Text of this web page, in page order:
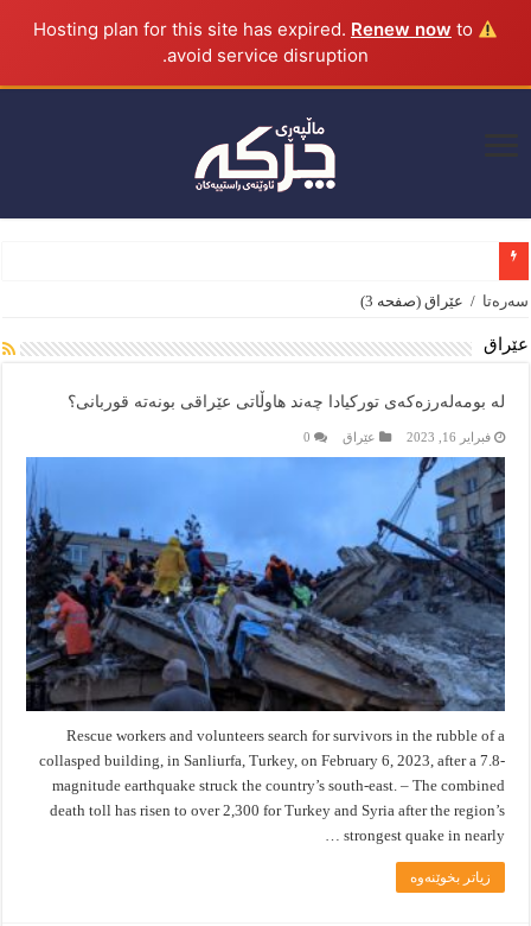
Renew now to
avoid service disruption.
بەڕێوەبەرایەتیی خۆسەر نهێنیی کۆبوونەوەی مەزڵووم عەبدی و وەزیری بەرگریی
سەرەتا / عێراق (صفحه 3)
عێراق
لە بومەلەرزەکەی تورکیادا چەند هاوڵاتی عێراقی بونەتە قوربانی؟
فبراير 16, 2023 عێراق 0
Rescue workers and volunteers search for survivors in the rubble of a
collasped building, in Sanliurfa, Turkey, on February 6, 2023, after a 7.8-
magnitude earthquake struck the country’s south-east. – The combined
death toll has risen to over 2,300 for Turkey and Syria after the region’s
strongest quake in nearly …
زیاتر بخوێنەوە